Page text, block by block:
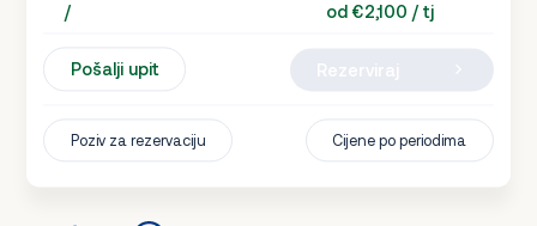
/ od €2,100 / tj
Pošalji upit
Poziv za rezervaciju Cijene po periodima